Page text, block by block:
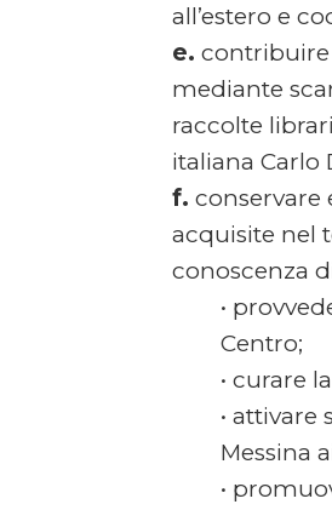
all’estero e
e. contribuire
mediante
raccolte
italiana Carlo
f. conservare
acquisite nel
conoscenza
•
Centro;
• curare
• attivare
Messina
•